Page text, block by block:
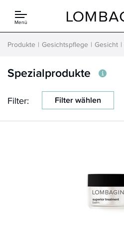
Menü
Produkte Gesichtspflege Gesicht
Spezialprodukte
Filter: Filter wählen